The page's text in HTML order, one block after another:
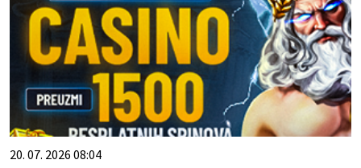
20. 07. 2026 08:04